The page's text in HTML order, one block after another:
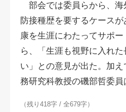
部会では委員らから、海
防接種歴を要するケース
康を生涯にわたってサポ
ら、「生涯も視野に入れ
い」との意見が出た。加
務研究科教授の磯部哲委
（残り418字 / 全679字）